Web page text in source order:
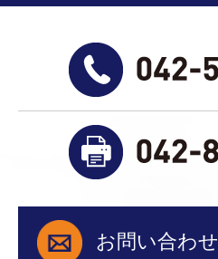
お問い合わせ